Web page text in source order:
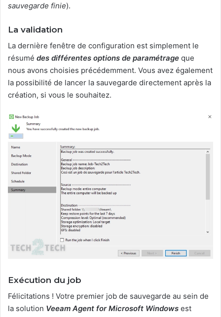
sauvegarde finie).
La validation
La dernière fenêtre de configuration est simplement le
résumé des différentes options de paramétrage que
nous avons choisies précédemment. Vous avez également
la possibilité de lancer la sauvegarde directement après la
création, si vous le souhaitez.
Exécution du job
Félicitations ! Votre premier job de sauvegarde au sein de
la solution Veeam Agent for Microsoft Windows est